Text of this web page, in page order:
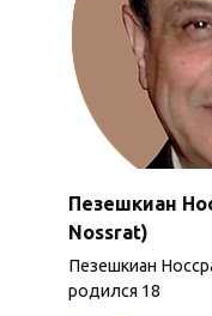
Пезешкиан
Nossrat)
Пезешкиан
родился 18